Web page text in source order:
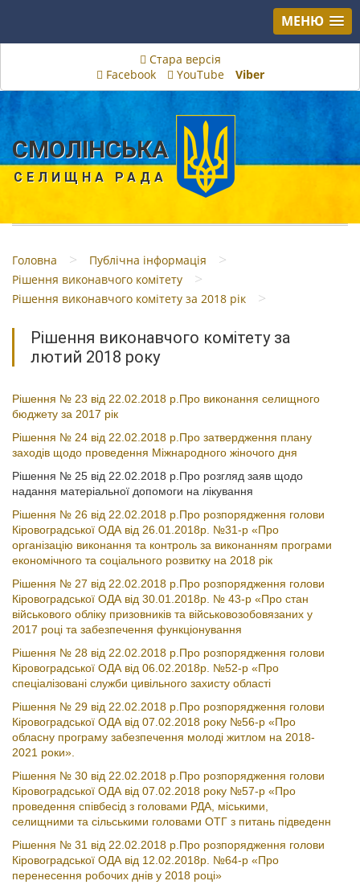
МЕНЮ
Стара версія
Facebook
YouTube Viber
СМОЛІНСЬКА
СЕЛИЩНА РАДА
Головна > Публічна інформація >
Рішення виконавчого комітету >
Рішення виконавчого комітету за 2018 рік >
Рішення виконавчого комітету за
лютий 2018 року
Рішення № 23 від 22.02.2018 р.Про виконання селищного
бюджету за 2017 рік
Рішення № 24 від 22.02.2018 р.Про затвердження плану
заходів щодо проведення Міжнародного жіночого дня
Рішення № 25 від 22.02.2018 р.Про розгляд заяв щодо
надання матеріальної допомоги на лікування
Рішення № 26 від 22.02.2018 р.Про розпорядження голови
Кіровоградської ОДА від 26.01.2018р. №31-р «Про
організацію виконання та контроль за виконанням програми
економічного та соціального розвитку на 2018 рік
Рішення № 27 від 22.02.2018 р.Про розпорядження голови
Кіровоградської ОДА від 30.01.2018р. № 43-р «Про стан
військового обліку призовників та військовозобовязаних у
2017 році та забезпечення функціонування
Рішення № 28 від 22.02.2018 р.Про розпорядження голови
Кіровоградської ОДА від 06.02.2018р. №52-р «Про
спеціалізовані служби цивільного захисту області
Рішення № 29 від 22.02.2018 р.Про розпорядження голови
Кіровоградської ОДА від 07.02.2018 року №56-р «Про
обласну програму забезпечення молоді житлом на 2018-
2021 роки».
Рішення № 30 від 22.02.2018 р.Про розпорядження голови
Кіровоградської ОДА від 07.02.2018 року №57-р «Про
проведення співбесід з головами РДА, міськими,
селищними та сільськими головами ОТГ з питань підведенн
Рішення № 31 від 22.02.2018 р.Про розпорядження голови
Кіровоградської ОДА від 12.02.2018р. №64-р «Про
перенесення робочих днів у 2018 році»